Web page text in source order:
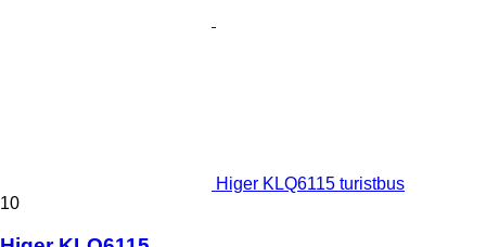
Higer KLQ6115 turistbus
10